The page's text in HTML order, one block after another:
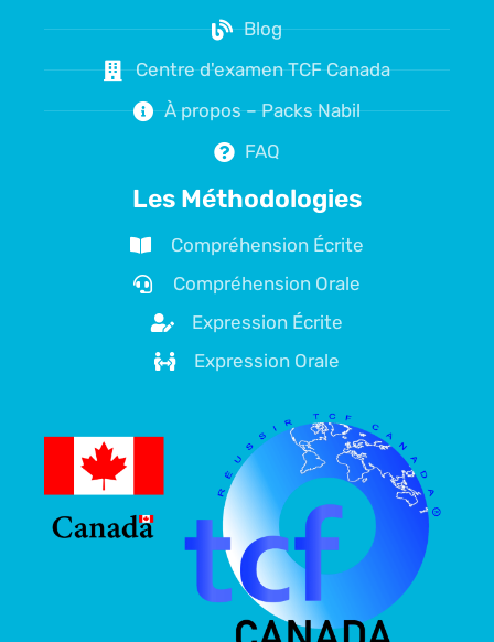
Blog
Centre d'examen TCF Canada
À propos – Packs Nabil
FAQ
Les Méthodologies
Compréhension Écrite
Compréhension Orale
Expression Écrite
Expression Orale